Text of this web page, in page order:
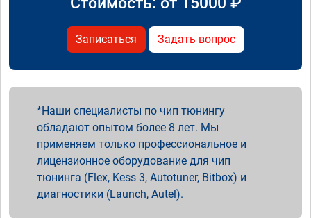
Записаться Задать вопрос
Наши специалисты по чип тюнингу
обладают опытом более 8 лет. Мы
применяем только профессиональное и
лицензионное оборудование для чип
тюнинга (Flex, Kess 3, Autotuner, Bitbox) и
диагностики (Launch, Autel).